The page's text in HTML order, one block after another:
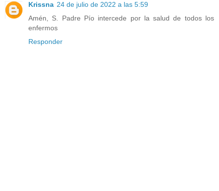
Krissna 24 de julio de 2022 a las 5:59
Amén, S. Padre Pío intercede por la salud de todos los
enfermos
Responder